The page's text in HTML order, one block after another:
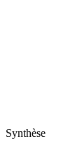
Synthèse